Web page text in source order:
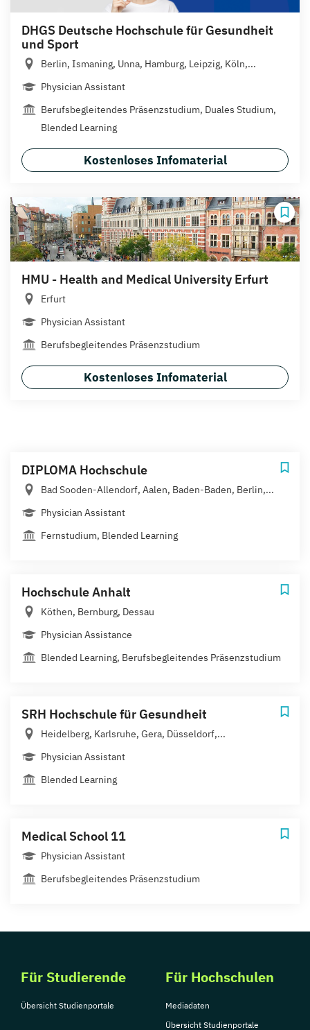
DHGS Deutsche Hochschule für Gesundheit
und Sport
Berlin, Ismaning, Unna, Hamburg, Leipzig, Köln,...
Physician Assistant
Berufsbegleitendes Präsenzstudium, Duales Studium,
Blended Learning
Kostenloses Infomaterial
HMU - Health and Medical University Erfurt
Erfurt
Physician Assistant
Berufsbegleitendes Präsenzstudium
Kostenloses Infomaterial
DIPLOMA Hochschule
Bad Sooden-Allendorf, Aalen, Baden-Baden, Berlin,...
Physician Assistant
Fernstudium, Blended Learning
Hochschule Anhalt
Köthen, Bernburg, Dessau
Physician Assistance
Blended Learning, Berufsbegleitendes Präsenzstudium
SRH Hochschule für Gesundheit
Heidelberg, Karlsruhe, Gera, Düsseldorf,...
Physician Assistant
Blended Learning
Medical School 11
Physician Assistant
Berufsbegleitendes Präsenzstudium
Für Studierende
Übersicht Studienportale
Für Hochschulen
Mediadaten
Übersicht Studienportale